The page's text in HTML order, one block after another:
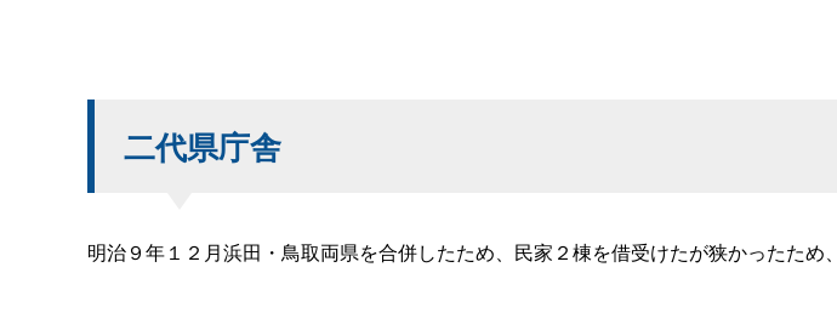
二代県庁舎
明治９年１２月浜田・鳥取両県を合併したため、民家２棟を借受けたが狭かったため